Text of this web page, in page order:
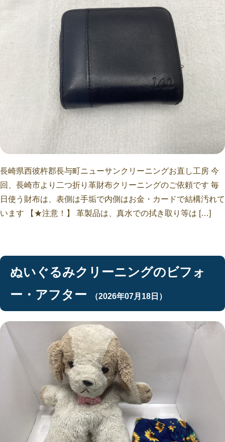
長崎県西彼杵郡長与町ニューサンクリーニングお直し工房 今
回、長崎市より二つ折り革財布クリーニングのご依頼です 毎
日使う財布は、表側は手垢で内側はお金・カードで結構汚れて
います 【★注意！】 革製品は、真水での拭き取り等は […]
ぬいぐるみクリーニングのビフォ
ー・アフター
（2026年07月18日）